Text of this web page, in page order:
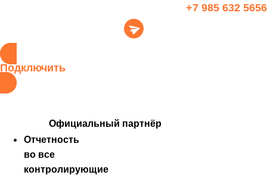
+7 985 632 5656
Подключить
Официальный партнёр
Отчетность
во все
контролирующие